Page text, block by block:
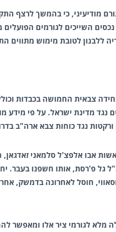
מודיעיני, כי בהמשך לרצף
השייכים לגורמים
לטובת מימוש מתווים
צבאית החמושה בכבדות
נגד מדינת ישראל. על פי מידע
נגד כוחות צבא ארה"ב
גל פ'רסת, אותו חשפנו בעבר.
מפקדה, סייד רזי מוסאווי, חוסל
מלא לגורמי ציר אלו ומאפשר